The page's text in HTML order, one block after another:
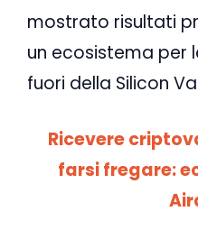
mostrato risultati
un ecosistema per
fuori della Silicon
Ricevere
farsi fregare: